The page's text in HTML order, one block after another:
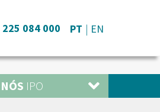
225 084 000 PT EN
NÓS IPO